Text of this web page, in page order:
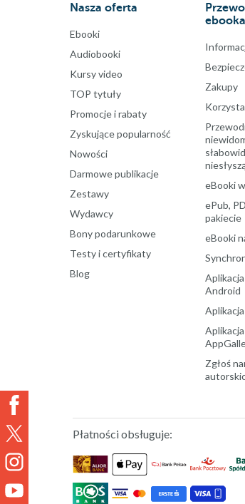
Nasza oferta
Ebooki
Audiobooki
Kursy video
TOP tytuły
Promocje i rabaty
Zyskujące popularność
Nowości
Darmowe publikacje
Zestawy
Wydawcy
Bony podarunkowe
Testy i certyfikaty
Blog
Zakupy
eBooki
ePub,
pakiecie
eBooki
Android
Zgłoś
Płatności obsługuje: